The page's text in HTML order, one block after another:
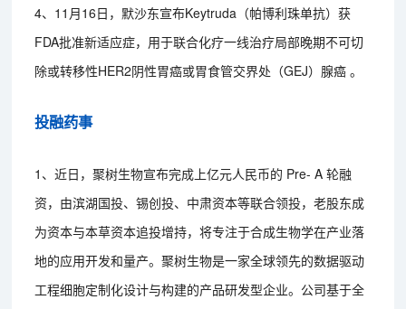
4、11月16日，默沙东宣布Keytruda（帕博利珠单抗）获
FDA批准新适应症，用于联合化疗一线治疗局部晚期不可切
除或转移性HER2阴性胃癌或胃食管交界处（GEJ）腺癌 。
投融药事
1、近日，聚树生物宣布完成上亿元人民币的 Pre- A 轮融
资，由滨湖国投、锡创投、中肃资本等联合领投，老股东成
为资本与本草资本追投增持，将专注于合成生物学在产业落
地的应用开发和量产。聚树生物是一家全球领先的数据驱动
工程细胞定制化设计与构建的产品研发型企业。公司基于全